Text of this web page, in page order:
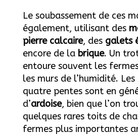
Le soubassement de ces
également, utilisant des
pierre calcaire, des galets
encore de la brique. Un
entoure souvent les
les murs de l’humidité.
quatre pentes sont en
d’ardoise, bien que l’on
quelques rares toits de
fermes plus importantes